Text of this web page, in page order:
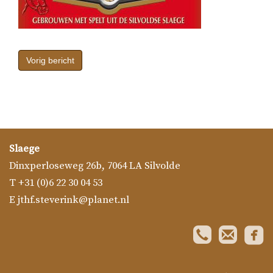
navigatie
Vorig bericht
Slaege
Dinxperloseweg 26b, 7064 LA Silvolde
T+31 (0)6 22 30 04 53
E jthf.steverink@planet.nl
